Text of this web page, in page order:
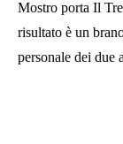
Mostro porta Il
risultato è un
personale dei due